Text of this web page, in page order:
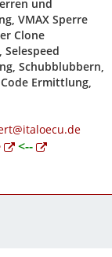
und
VMAX Sperre
Clone
Selespeed
Schubblubbern,
Ermittlung,
<--